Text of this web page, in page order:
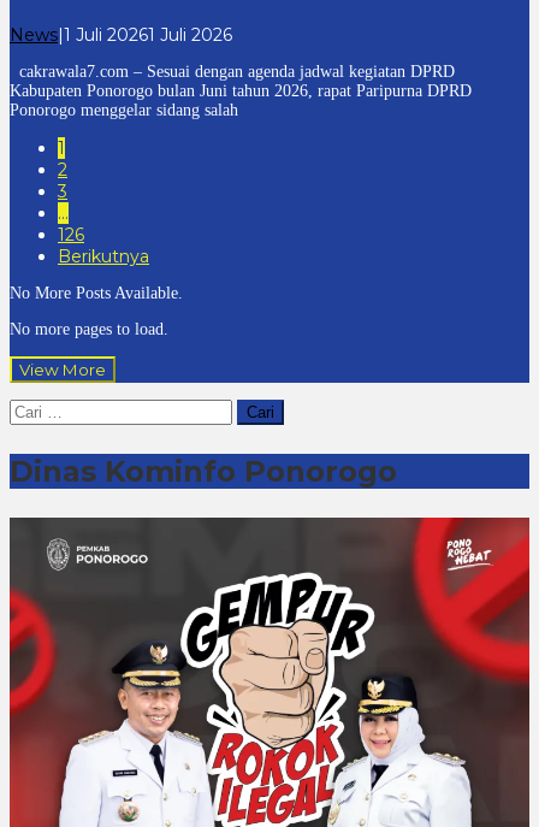
News|1 Juli 20261 Juli 2026oleh
7
cakrawala7.com – Sesuai dengan agenda jadwal kegiatan DPRD
Kabupaten Ponorogo bulan Juni tahun 2026, rapat Paripurna DPRD
Ponorogo menggelar sidang salah
1
2
3
…
126
Berikutnya
No More Posts Available.
No more pages to load.
View More
Cari
untuk:
Dinas Kominfo Ponorogo